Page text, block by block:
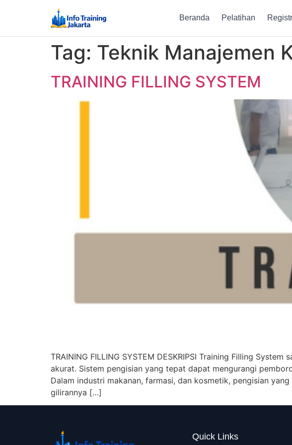
Beranda Pelatihan
Tag: Teknik Manajemen
TRAINING FILLING SYSTEM
TRAINING FILLING SYSTEM DESKRIPSI Training Filling
akurat. Sistem pengisian yang tepat dapat mengurangi
Dalam industri makanan, farmasi, dan kosmetik, pengisian
gilirannya […]
Quick Links